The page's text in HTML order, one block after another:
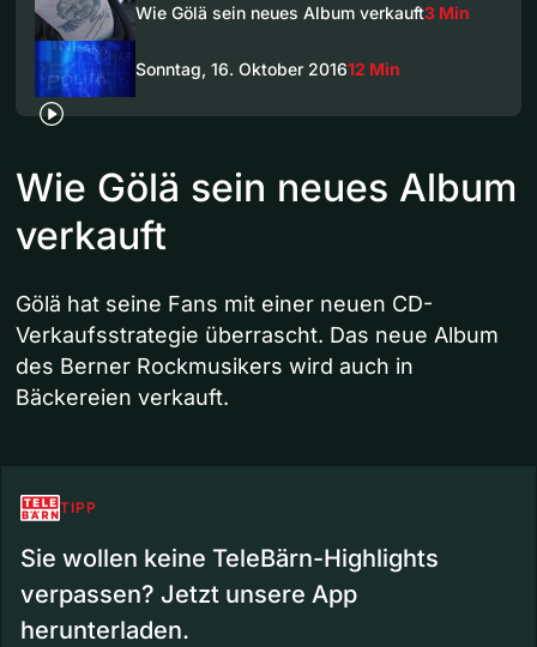
Wie Gölä sein neues Album verkauft3 Min
Sonntag, 16. Oktober 201612 Min
Wie Gölä sein neues Album
verkauft
Gölä hat seine Fans mit einer neuen CD-
Verkaufsstrategie überrascht. Das neue Album
des Berner Rockmusikers wird auch in
Bäckereien verkauft.
TIPP
Sie wollen keine TeleBärn-Highlights
verpassen? Jetzt unsere App
herunterladen.